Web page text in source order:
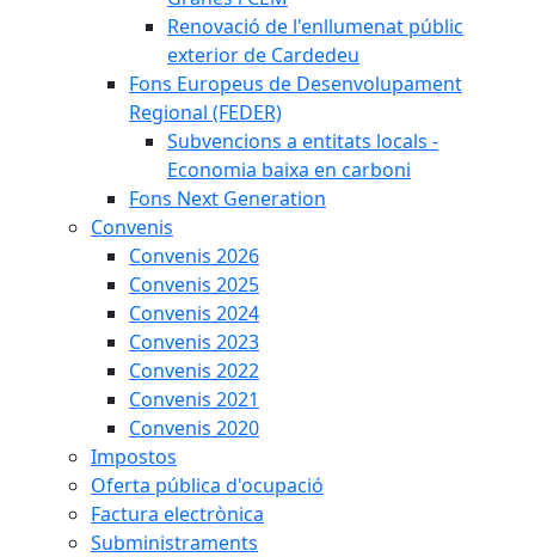
Renovació de l'enllumenat públic
exterior de Cardedeu
Fons Europeus de Desenvolupament
Regional (FEDER)
Subvencions a entitats locals -
Economia baixa en carboni
Fons Next Generation
Convenis
Convenis 2026
Convenis 2025
Convenis 2024
Convenis 2023
Convenis 2022
Convenis 2021
Convenis 2020
Impostos
Oferta pública d'ocupació
Factura electrònica
Subministraments